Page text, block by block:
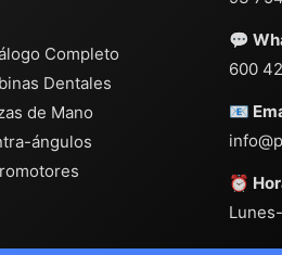
Completo
Dentales
de Mano
ángulos
💬
600
📧
⏰